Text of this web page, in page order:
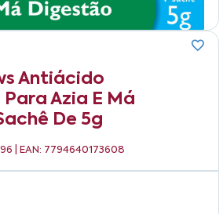
Antiácido
Azia E Má
De 5g
| EAN: 7794640173608